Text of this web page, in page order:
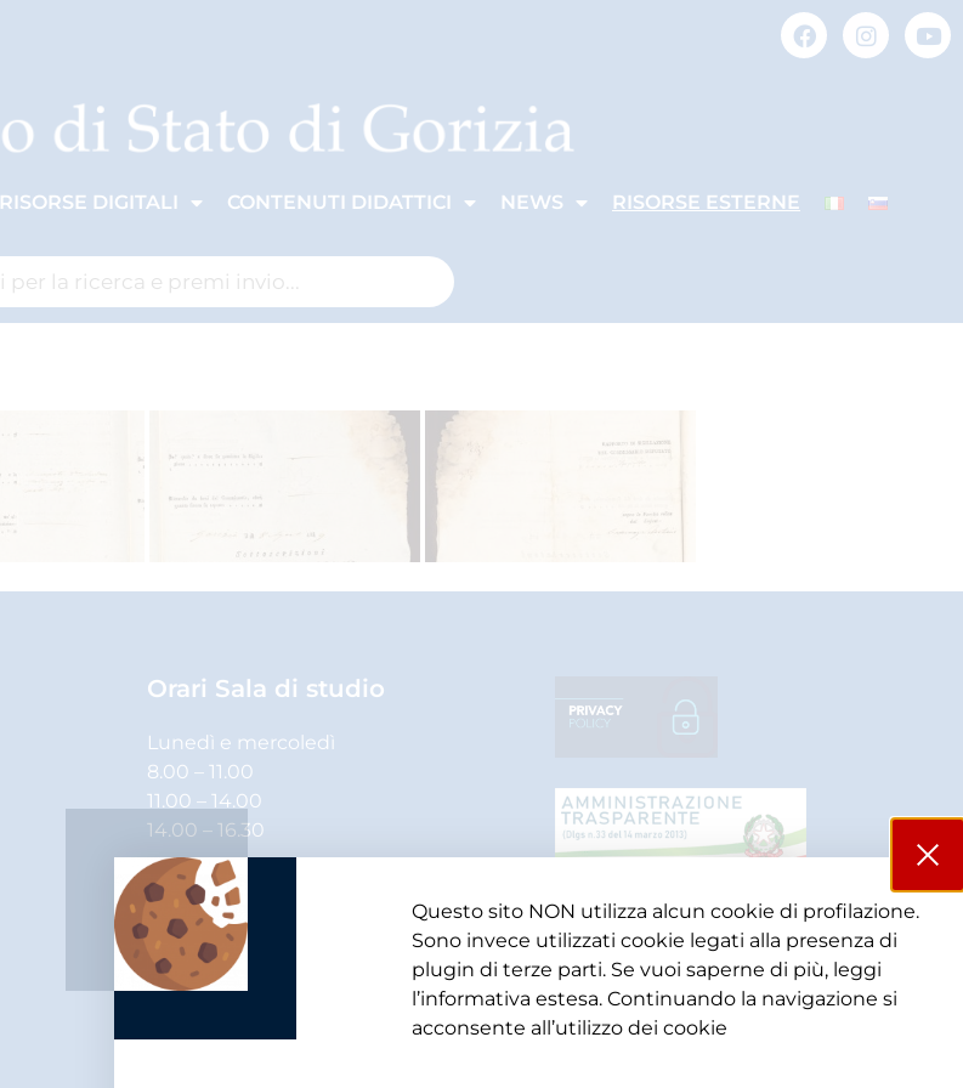
RISORSE DIGITALI CONTENUTI DIDATTICI NEWS RISORSE ESTERNE
Orari Sala di studio
Lunedì e mercoledì
8.00 – 11.00
11.00 – 14.00
14.00 – 16.30
Martedì, giovedì e venerdì
8.00 – 11.00
11.00 – 14.00
Questo sito NON utilizza alcun cookie di profilazione.
Sono invece utilizzati cookie legati alla presenza di
plugin di terze parti. Se vuoi saperne di più, leggi
l’informativa estesa. Continuando la navigazione si
acconsente all’utilizzo dei cookie​